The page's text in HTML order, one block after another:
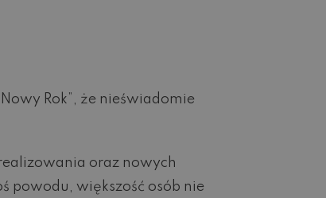
Rok”, że nieświadomie
oraz nowych
powodu, większość osób nie